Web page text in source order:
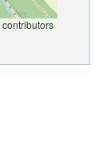
contributors